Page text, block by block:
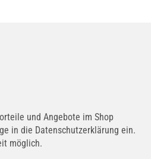
und Angebote im Shop
in die Datenschutzerklärung ein.
möglich.